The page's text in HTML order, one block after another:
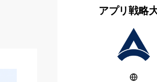
アプリ戦略